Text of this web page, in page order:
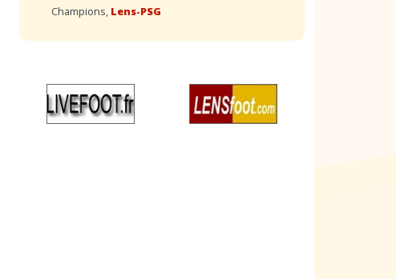
Champions, Lens-PSG